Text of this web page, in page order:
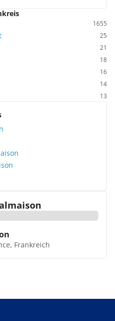
1655
25
21
18
16
14
13
Frankreich